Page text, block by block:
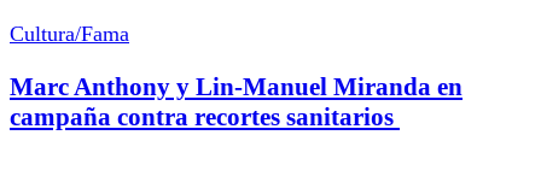
Cultura/Fama
Marc Anthony y Lin-Manuel Miranda en
campaña contra recortes sanitarios